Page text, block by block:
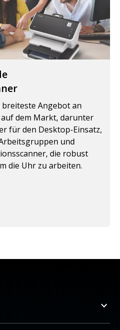
Angebot an
dem Markt, darunter
für den Desktop-Einsatz,
und
die robust
die Uhr zu arbeiten.